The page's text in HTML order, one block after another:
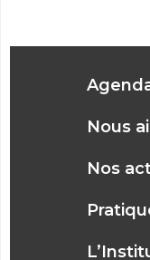
Nous
Nos